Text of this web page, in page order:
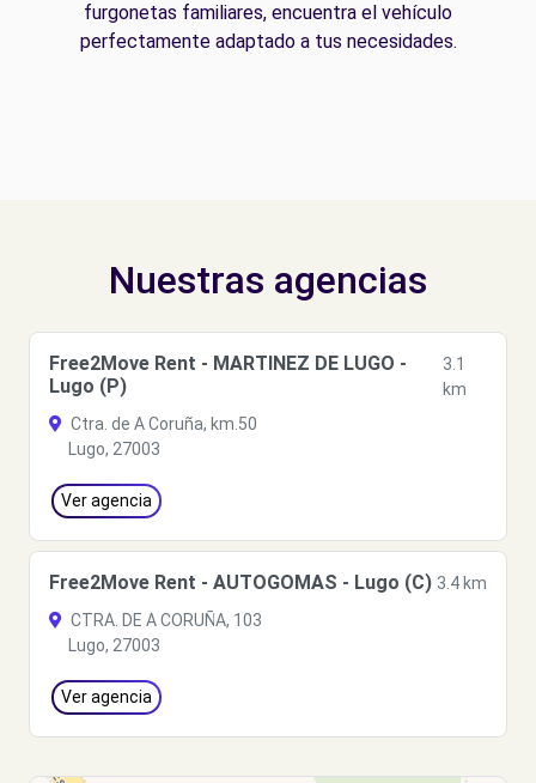
furgonetas familiares, encuentra el vehículo
perfectamente adaptado a tus necesidades.
Nuestras agencias
Free2Move Rent - MARTINEZ DE LUGO -
Lugo (P)
3.1
km
Ctra. de A Coruña, km.50
Lugo, 27003
Ver agencia
Free2Move Rent - AUTOGOMAS - Lugo (C) 3.4 km
CTRA. DE A CORUÑA, 103
Lugo, 27003
Ver agencia